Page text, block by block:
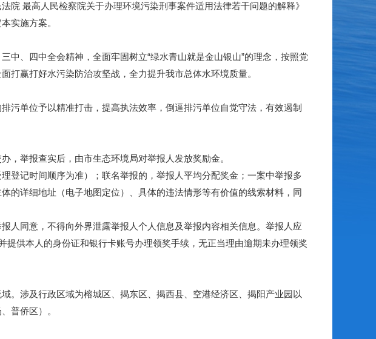
最高人民检察院关于办理环境污染刑事案件适用法律若干问题的解释》
实施方案。
、四中全会精神，全面牢固树立“绿水青山就是金山银山”的理念，按照党
打赢打好水污染防治攻坚战，全力提升我市总体水环境质量。
单位予以精准打击，提高执法效率，倒逼排污单位自觉守法，有效遏制
举报查实后，由市生态环境局对举报人发放奖励金。
记时间顺序为准）；联名举报的，举报人平均分配奖金；一案中举报多
的详细地址（电子地图定位）、具体的违法情形等有价值的线索材料，同
同意，不得向外界泄露举报人个人信息及举报内容相关信息。举报人应
供本人的身份证和银行卡账号办理领奖手续，无正当理由逾期未办理领奖
涉及行政区域为榕城区、揭东区、揭西县、空港经济区、揭阳产业园以
普侨区）。